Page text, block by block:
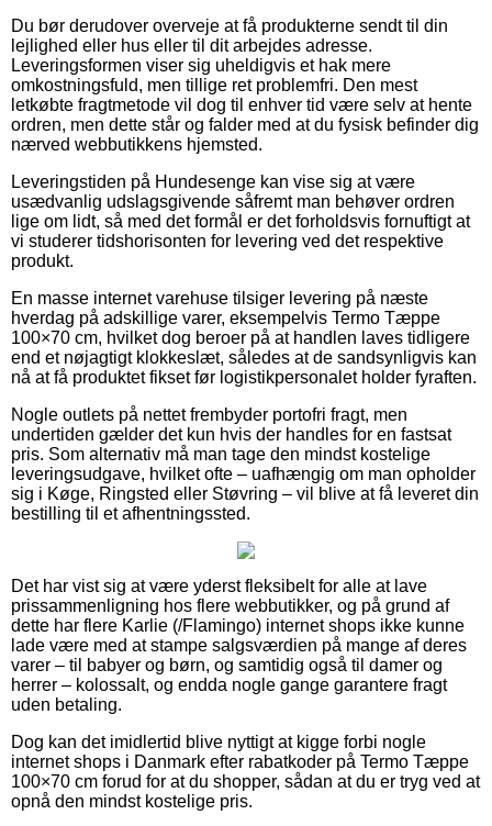
Du bør derudover overveje at få produkterne sendt til din
lejlighed eller hus eller til dit arbejdes adresse.
Leveringsformen viser sig uheldigvis et hak mere
omkostningsfuld, men tillige ret problemfri. Den mest
letkøbte fragtmetode vil dog til enhver tid være selv at hente
ordren, men dette står og falder med at du fysisk befinder dig
nærved webbutikkens hjemsted.
Leveringstiden på Hundesenge kan vise sig at være
usædvanlig udslagsgivende såfremt man behøver ordren
lige om lidt, så med det formål er det forholdsvis fornuftigt at
vi studerer tidshorisonten for levering ved det respektive
produkt.
En masse internet varehuse tilsiger levering på næste
hverdag på adskillige varer, eksempelvis Termo Tæppe
100×70 cm, hvilket dog beroer på at handlen laves tidligere
end et nøjagtigt klokkeslæt, således at de sandsynligvis kan
nå at få produktet fikset før logistikpersonalet holder fyraften.
Nogle outlets på nettet frembyder portofri fragt, men
undertiden gælder det kun hvis der handles for en fastsat
pris. Som alternativ må man tage den mindst kostelige
leveringsudgave, hvilket ofte – uafhængig om man opholder
sig i Køge, Ringsted eller Støvring – vil blive at få leveret din
bestilling til et afhentningssted.
Det har vist sig at være yderst fleksibelt for alle at lave
prissammenligning hos flere webbutikker, og på grund af
dette har flere Karlie (/Flamingo) internet shops ikke kunne
lade være med at stampe salgsværdien på mange af deres
varer – til babyer og børn, og samtidig også til damer og
herrer – kolossalt, og endda nogle gange garantere fragt
uden betaling.
Dog kan det imidlertid blive nyttigt at kigge forbi nogle
internet shops i Danmark efter rabatkoder på Termo Tæppe
100×70 cm forud for at du shopper, sådan at du er tryg ved at
opnå den mindst kostelige pris.